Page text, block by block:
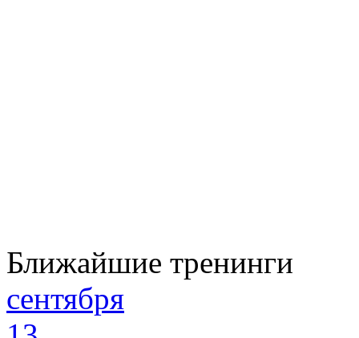
Ближайшие тренинги
сентября